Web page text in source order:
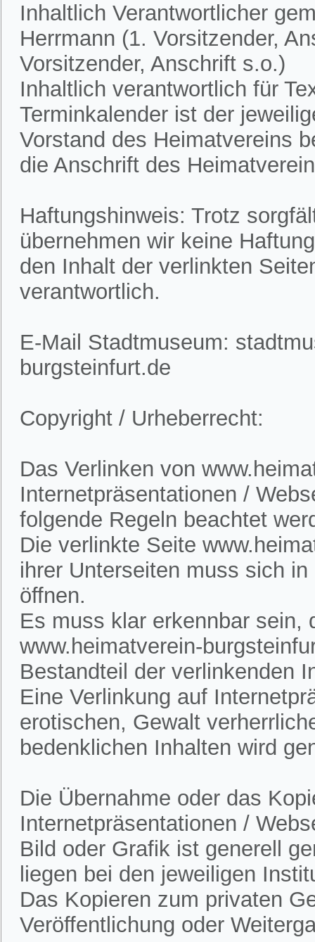
Inhaltlich Verantwortlicher
Herrmann (1. Vorsitzender,
Vorsitzender, Anschrift s.o.)
Inhaltlich verantwortlich für
Terminkalender ist der
Vorstand des Heimatvereins
die Anschrift des
Haftungshinweis: Trotz
übernehmen wir keine
den Inhalt der verlinkten
verantwortlich.
E-Mail Stadtmuseum:
burgsteinfurt.de
Copyright / Urheberrecht:
Das Verlinken von
Internetpräsentationen /
folgende Regeln beachtet
Die verlinkte Seite
ihrer Unterseiten muss sich
öffnen.
Es muss klar erkennbar sein,
www.heimatverein-
Bestandteil der verlinkenden
Eine Verlinkung auf
erotischen, Gewalt
bedenklichen Inhalten wird
Die Übernahme oder das
Internetpräsentationen /
Bild oder Grafik ist generell
liegen bei den jeweiligen
Das Kopieren zum privaten
Veröffentlichung oder